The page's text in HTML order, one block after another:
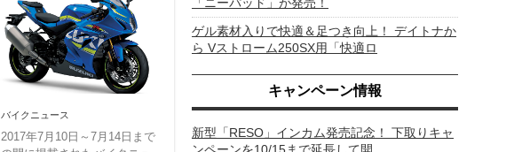
バイクニュース
2017年7月10日～7月14日まで
「ニーパッド」が発売！
ゲル素材入りで快適＆足つき向上！ デイトナか
ら Vストローム250SX用「快適ロ
キャンペーン情報
新型「RESO」インカム発売記念！ 下取りキャ